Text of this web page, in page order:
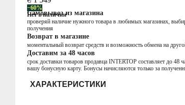
−60%
Нет в наличии
Самовывоз из магазина
проверяй наличие нужного товара в любимых магазинах,
получения
Возврат в магазине
моментальный возврат средств и возможность обмена на
Доставим за 48 часов
срок доставки товаров продавца INTERTOP составляет до
вашу бонусную карту. Бонусы начисляются только за
ХАРАКТЕРИСТИКИ